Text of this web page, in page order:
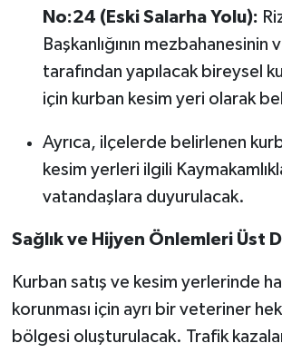
No:24 (Eski Salarha Yolu):
Başkanlığının mezbahanesinin
tarafından yapılacak bireysel
için kurban kesim yeri olarak
Ayrıca, ilçelerde belirlenen
kesim yerleri ilgili
vatandaşlara duyurulacak.
Sağlık ve Hijyen Önlemleri Üst
Kurban satış ve kesim yerlerinde
korunması için ayrı bir veteriner
bölgesi oluşturulacak. Trafik